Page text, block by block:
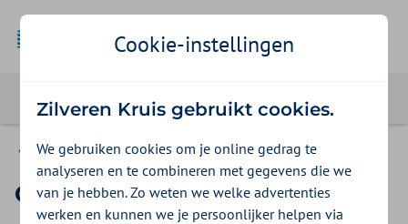
Thema’s in de schijnwerpers
Onze visie op ouderenzorg
Cookie-instellingen
Zilveren Kruis gebruikt cookies.
We gebruiken cookies om je online gedrag te
analyseren en te combineren met gegevens die we
van je hebben. Zo weten we welke advertenties
werken en kunnen we je persoonlijker helpen via